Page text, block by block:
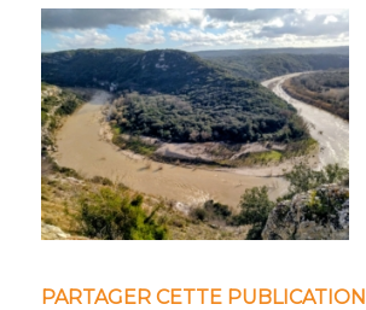
PARTAGER CETTE PUBLICATION